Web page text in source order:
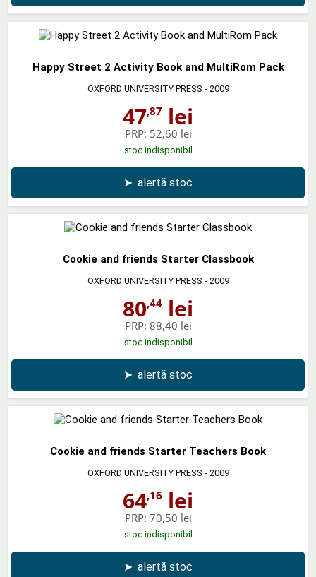
Happy Street 2 Activity Book and MultiRom Pack
OXFORD UNIVERSITY PRESS - 2009
47,87 lei
PRP: 52,60 lei
stoc indisponibil
➤ alertă stoc
Cookie and friends Starter Classbook
OXFORD UNIVERSITY PRESS - 2009
80,44 lei
PRP: 88,40 lei
stoc indisponibil
➤ alertă stoc
Cookie and friends Starter Teachers Book
OXFORD UNIVERSITY PRESS - 2009
64,16 lei
PRP: 70,50 lei
stoc indisponibil
➤ alertă stoc